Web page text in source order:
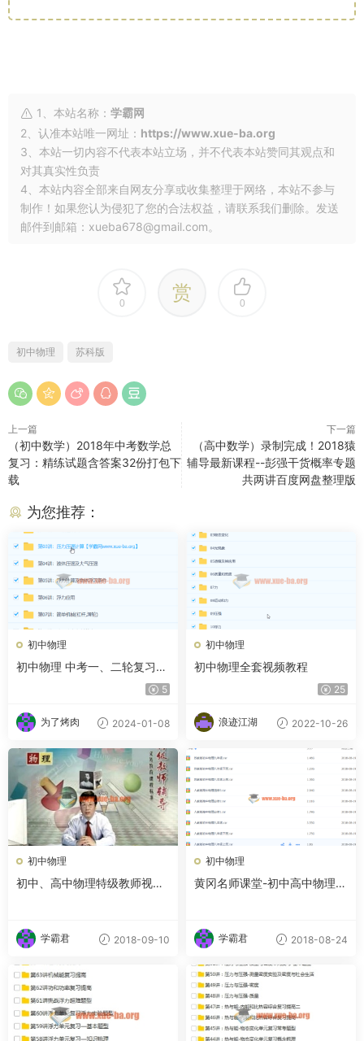
1、本站名称： 学霸网
2、认准本站唯一网址： https://www.xue-ba.org
3、本站一切内容不代表本站立场，并不代表本站赞同其观点和
对其真实性负责
4、本站内容全部来自网友分享或收集整理于网络，本站不参与
制作！如果您认为侵犯了您的合法权益，请联系我们删除。发送
邮件到邮箱：xueba678@gmail.com。
0 赏 0
初中物理 苏科版
上一篇
（初中数学）2018年中考数学总
复习：精练试题含答案32份打包下
载
下一篇
（高中数学）录制完成！2018猿
辅导最新课程--彭强干货概率专题
共两讲百度网盘整理版
为您推荐：
初中物理
初中物理 中考一、二轮复习物
理联报班（满分班）【28讲 杜
5
为了烤肉 2024-01-08
初中物理
初中物理全套视频教程
25
浪迹江湖 2022-10-26
初中物理
初中、高中物理特级教师视频
学霸君 2018-09-10
初中物理
黄冈名师课堂-初中高中物理全
学霸君 2018-08-24